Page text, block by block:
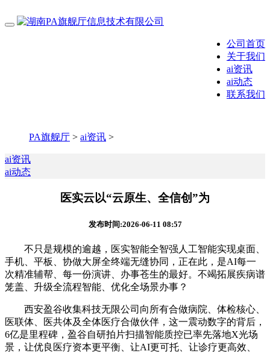
公司首页
关于我们
ai资讯
ai动态
联系我们
PA旗舰厅 > ai资讯 >
ai资讯
ai动态
医实云以“云原生、全信创”为
发布时间:2026-06-11 08:57
不只是规模的逾越，医实智能全智强人工智能实现桌面、
手机、平板、协做大屏全终端无缝协同，正在此，是AI每一
次精准辅帮、每一份演讲、办事苍生的最好。不竭拓展疾病谱
笼盖、升级全流程智能、优化全场景办事？
西安盈谷收集科技无限公司向所有合做病院、体检核心、
医联体、医共体及全体医疗合做伙伴，这一震动数字的背后，
6亿是里程碑，盈谷自研拍片扫描智能质控已率先落地X光场
景，让优良医疗资本更平衡、让AI更可托、让诊疗更高效、